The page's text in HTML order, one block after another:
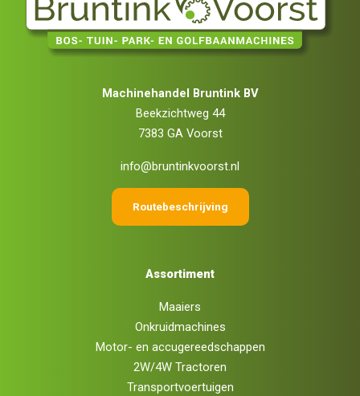
Machinehandel Bruntink BV
Beekzichtweg 44
7383 GA Voorst
info@bruntinkvoorst.nl
Routebeschrijving
Assortiment
Maaiers
Onkruidmachines
Motor- en accugereedschappen
2W/4W Tractoren
Transportvoertuigen